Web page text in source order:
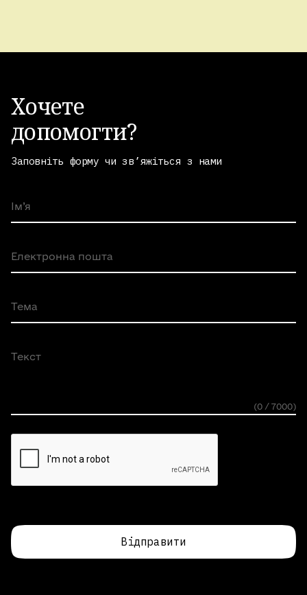
Хочете
допомогти?
Заповніть форму чи зв’яжіться з нами
Ім’я
Електронна пошта
Тема
Текст
(0 / 7000)
Відправити